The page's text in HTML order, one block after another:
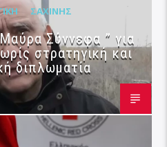
ΣΑΧΊΝΗΣ
Σύννεφα ” για
στρατηγική και
διπλωματία